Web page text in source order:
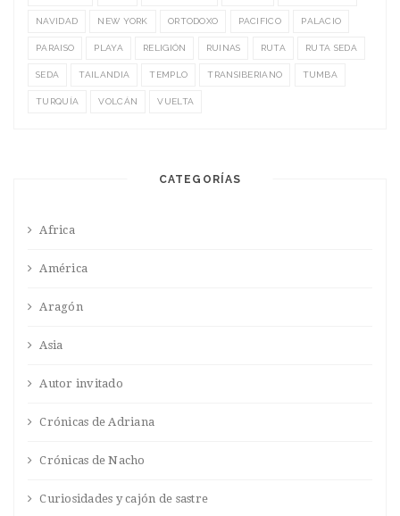
NAVIDAD NEW YORK ORTODOXO PACIFICO PALACIO
PARAISO PLAYA RELIGIÓN RUINAS RUTA RUTA SEDA
SEDA TAILANDIA TEMPLO TRANSIBERIANO TUMBA
TURQUÍA VOLCÁN VUELTA
CATEGORÍAS
Africa
América
Aragón
Asia
Autor invitado
Crónicas de Adriana
Crónicas de Nacho
Curiosidades y cajón de sastre